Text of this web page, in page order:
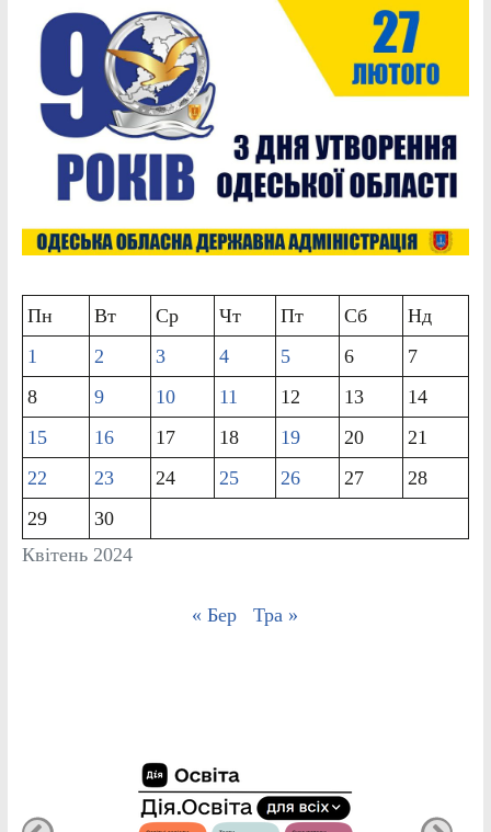
Квітень 2024
Пн Вт Ср Чт Пт Сб
Нд
1
2 3 4 5 6
7
8
9 10 11 12 13
14
15
16 17 18 19 20
21
22
23 24 25 26 27
28
29
30
« Бер Тра »